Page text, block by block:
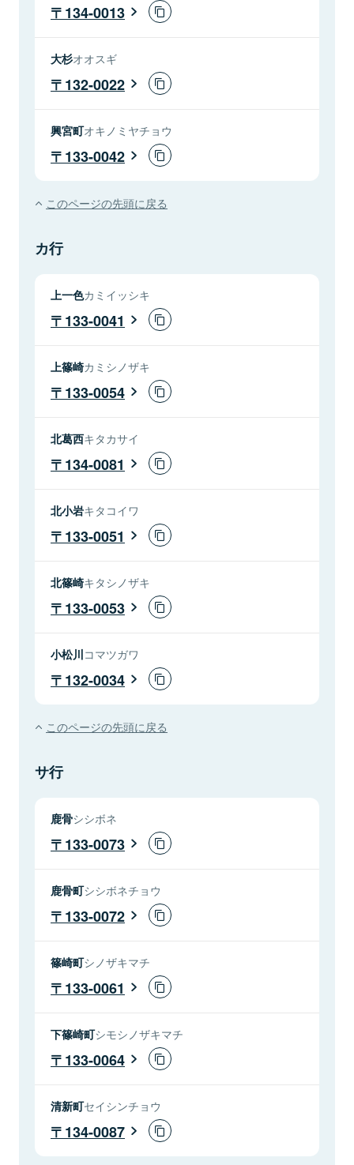
134-0013
大杉オオスギ
132-0022
興宮町オキノミヤチョウ
133-0042
このページの先頭に戻る
カ行
上一色カミイッシキ
133-0041
上篠崎カミシノザキ
133-0054
北葛西キタカサイ
134-0081
北小岩キタコイワ
133-0051
北篠崎キタシノザキ
133-0053
小松川コマツガワ
132-0034
このページの先頭に戻る
サ行
鹿骨シシボネ
133-0073
鹿骨町シシボネチョウ
133-0072
篠崎町シノザキマチ
133-0061
下篠崎町シモシノザキマチ
133-0064
清新町セイシンチョウ
134-0087